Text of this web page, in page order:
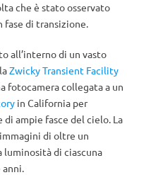
che è stato osservato
di transizione.
all’interno di un vasto
Zwicky Transient Facility
fotocamera collegata a un
in California per
ampie fasce del cielo. La
di oltre un
di ciascuna
anni.